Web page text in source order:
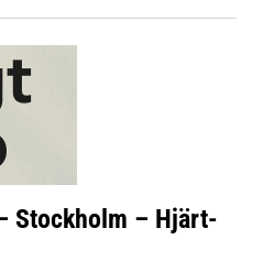
Stockholm – Hjärt-